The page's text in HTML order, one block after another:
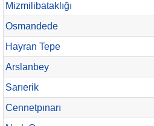
Mizmilibataklığı
Osmandede
Hayran Tepe
Arslanbey
Sarıerik
Cennetpınarı